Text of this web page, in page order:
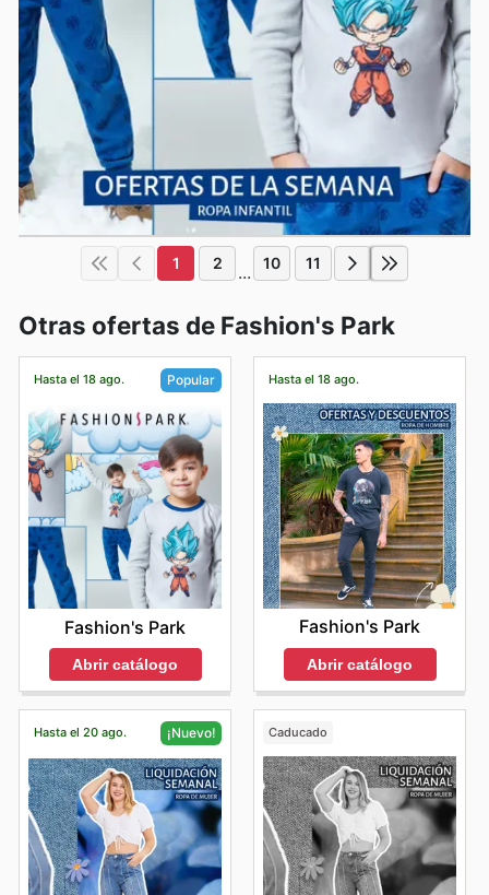
1 2 ... 10 11
Otras ofertas de Fashion's Park
Hasta el 18 ago. Popular
Fashion's Park
Abrir catálogo
Hasta el 18 ago.
Fashion's Park
Abrir catálogo
Hasta el 20 ago. ¡Nuevo! Caducado